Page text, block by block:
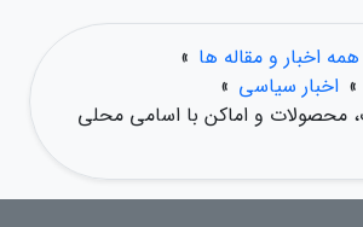
همه اخبار و مقاله ها »
» اخبار سیاسی »
محصولات و اماکن با اسامی محلی